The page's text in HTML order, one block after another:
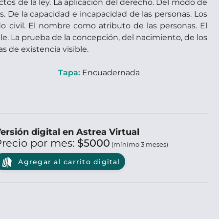
de la ley. La aplicación del derecho. Del modo de
la capacidad e incapacidad de las personas. Los
civil. El nombre como atributo de las personas. El
La prueba de la concepción, del nacimiento, de los
de existencia visible.
Tapa: Encuadernada
digital en Astrea Virtual
por mes: $5000 (mínimo 3 meses)
Agregar al carrito digital